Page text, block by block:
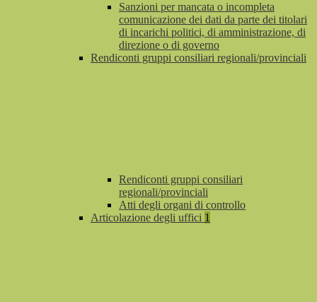
Sanzioni per mancata o incompleta
comunicazione dei dati da parte dei titolari
di incarichi politici, di amministrazione, di
direzione o di governo
Rendiconti gruppi consiliari regionali/provinciali
Rendiconti gruppi consiliari
regionali/provinciali
Atti degli organi di controllo
Articolazione degli uffici 1